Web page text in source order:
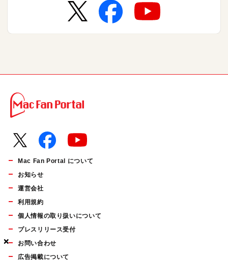
×
×
×
Mac Fan Portal について
お知らせ
運営会社
利用規約
個人情報の取り扱いについて
プレスリリース受付
お問い合わせ
広告掲載について